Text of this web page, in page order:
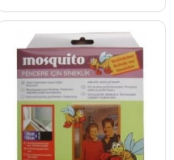
Sepete Ekle